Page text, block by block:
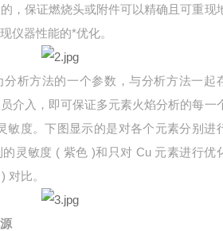
，保证燃烧头或附件可以精确且可重现
仪器性能的*优化。
分析方法的一个参数，与分析方法一起
介入，即可保证多元素火焰分析的每一
敏度。下图显示的是对各个元素分别进
灵敏度 ( 紫色 )和只对 Cu 元素进行优
对比。